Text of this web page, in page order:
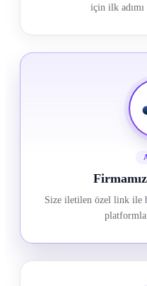
için ilk adımı
Size iletilen özel link ile